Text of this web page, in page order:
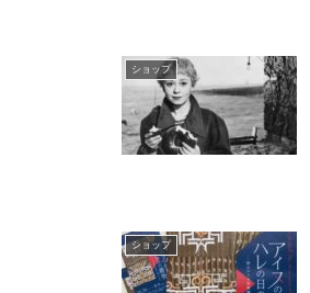
ショップ
ショップ